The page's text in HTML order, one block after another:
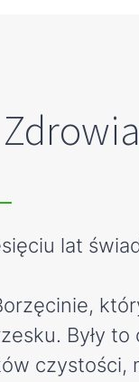
lat
Były